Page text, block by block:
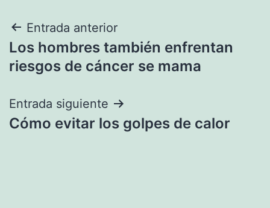
Navegación
de
Entrada anterior
Los hombres también enfrentan
riesgos de cáncer se mama
Entrada siguiente
Cómo evitar los golpes de calor